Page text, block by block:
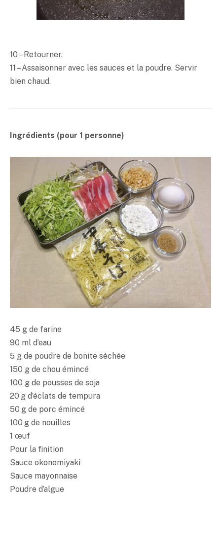
10 – Retourner.
11 – Assaisonner avec les sauces et la poudre. Servir
bien chaud.
Ingrédients (pour 1 personne)
45 g de farine
90 ml d’eau
5 g de poudre de bonite séchée
150 g de chou émincé
100 g de pousses de soja
20 g d’éclats de tempura
50 g de porc émincé
100 g de nouilles
1 œuf
Pour la finition
Sauce okonomiyaki
Sauce mayonnaise
Poudre d’algue